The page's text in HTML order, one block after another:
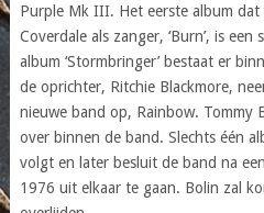
Purple Mk III. Het eerste album
Coverdale als zanger, ‘Burn’, is
album ‘Stormbringer’ bestaat er
de oprichter, Ritchie Blackmore,
nieuwe band op, Rainbow. Tommy
over binnen de band. Slechts één
volgt en later besluit de band na
1976 uit elkaar te gaan. Bolin zal